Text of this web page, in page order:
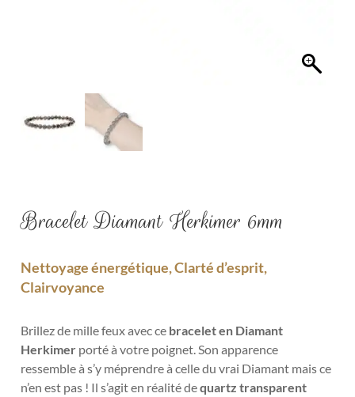
Bracelet Diamant Herkimer 6mm
Nettoyage énergétique, Clarté d’esprit,
Clairvoyance
Brillez de mille feux avec ce bracelet en Diamant
Herkimer porté à votre poignet. Son apparence
ressemble à s’y méprendre à celle du vrai Diamant mais ce
n’en est pas ! Il s’agit en réalité dequartz transparent